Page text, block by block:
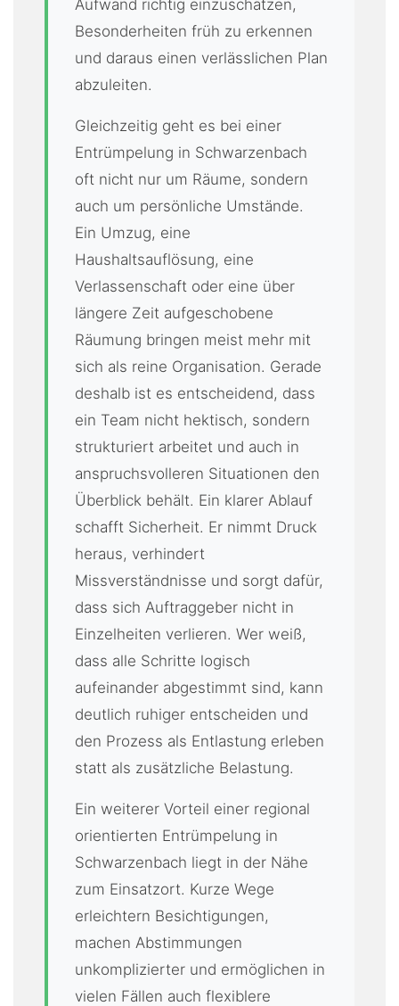
Aufwand richtig einzuschätzen,
Besonderheiten früh zu erkennen
und daraus einen verlässlichen Plan
abzuleiten.
Gleichzeitig geht es bei einer
Entrümpelung in Schwarzenbach
oft nicht nur um Räume, sondern
auch um persönliche Umstände.
Ein Umzug, eine
Haushaltsauflösung, eine
Verlassenschaft oder eine über
längere Zeit aufgeschobene
Räumung bringen meist mehr mit
sich als reine Organisation. Gerade
deshalb ist es entscheidend, dass
ein Team nicht hektisch, sondern
strukturiert arbeitet und auch in
anspruchsvolleren Situationen den
Überblick behält. Ein klarer Ablauf
schafft Sicherheit. Er nimmt Druck
heraus, verhindert
Missverständnisse und sorgt dafür,
dass sich Auftraggeber nicht in
Einzelheiten verlieren. Wer weiß,
dass alle Schritte logisch
aufeinander abgestimmt sind, kann
deutlich ruhiger entscheiden und
den Prozess als Entlastung erleben
statt als zusätzliche Belastung.
Ein weiterer Vorteil einer regional
orientierten Entrümpelung in
Schwarzenbach liegt in der Nähe
zum Einsatzort. Kurze Wege
erleichtern Besichtigungen,
machen Abstimmungen
unkomplizierter und ermöglichen in
vielen Fällen auch flexiblere